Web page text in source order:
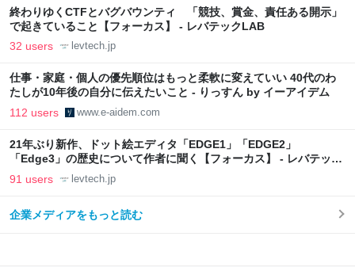
終わりゆくCTFとバグバウンティ 「競技、賞金、責任ある開示」
で起きていること【フォーカス】 - レバテックLAB
32 users levtech.jp
仕事・家庭・個人の優先順位はもっと柔軟に変えていい 40代のわ
たしが10年後の自分に伝えたいこと - りっすん by イーアイデム
112 users www.e-aidem.com
21年ぶり新作、ドット絵エディタ「EDGE1」「EDGE2」
「Edge3」の歴史について作者に聞く【フォーカス】 - レバテック
LAB
91 users levtech.jp
企業メディアをもっと読む